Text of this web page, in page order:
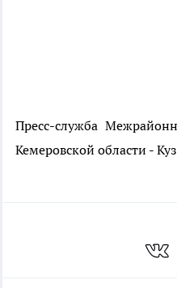
Пресс-служба
Кемеровской области -